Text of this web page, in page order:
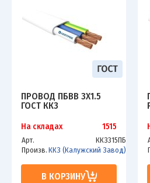
ПРОВОД ПБВВ 3Х1.5
ГОСТ ККЗ
На складах 1515
Арт.
ККЗ315ПБ
Произв. ККЗ (Калужский Завод)
В КОРЗИНУ